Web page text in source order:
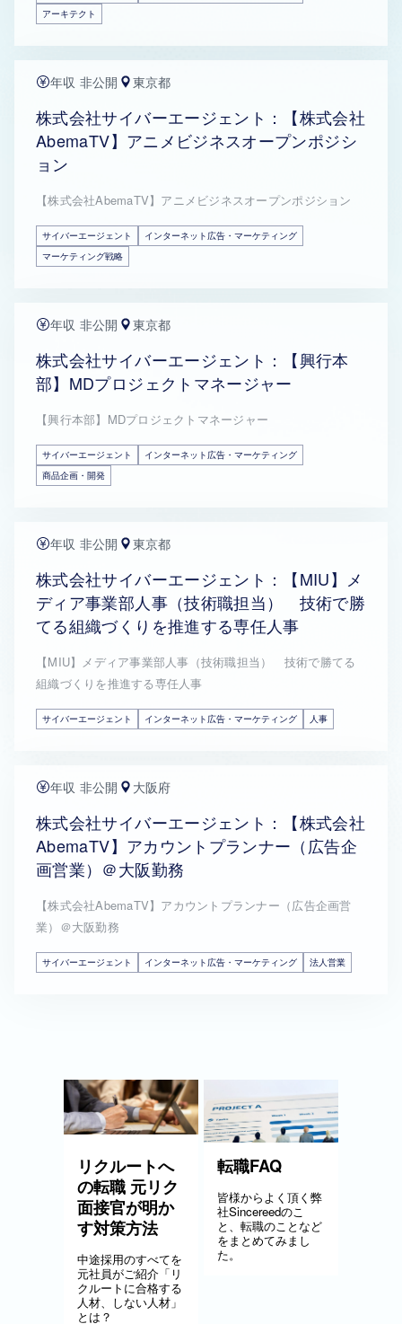
アーキテクト
年収 非公開 東京都
株式会社サイバーエージェント：【株式会社
AbemaTV】アニメビジネスオープンポジシ
ョン
【株式会社AbemaTV】アニメビジネスオープンポジション
サイバーエージェント
インターネット広告・マーケティング
マーケティング戦略
年収 非公開 東京都
株式会社サイバーエージェント：【興行本
部】MDプロジェクトマネージャー
【興行本部】MDプロジェクトマネージャー
サイバーエージェント
インターネット広告・マーケティング
商品企画・開発
年収 非公開 東京都
株式会社サイバーエージェント：【MIU】メ
ディア事業部人事（技術職担当） 技術で勝
てる組織づくりを推進する専任人事
【MIU】メディア事業部人事（技術職担当） 技術で勝てる
組織づくりを推進する専任人事
サイバーエージェント インターネット広告・マーケティング 人事
年収 非公開 大阪府
株式会社サイバーエージェント：【株式会社
AbemaTV】アカウントプランナー（広告企
画営業）＠大阪勤務
【株式会社AbemaTV】アカウントプランナー（広告企画営
業）＠大阪勤務
サイバーエージェント インターネット広告・マーケティング 法人営業
リクルートへ
の転職 元リク
面接官が明か
す対策方法
中途採用のすべてを
元社員がご紹介「リ
クルートに合格する
人材、しない人材」
とは？
転職FAQ
皆様からよく頂く弊
社Sincereedのこ
と、転職のことなど
をまとめてみまし
た。